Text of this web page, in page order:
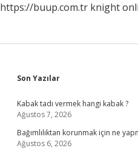
https://buup.com.tr knight
Sidebar
Son Yazılar
Kabak tadı vermek hangi kabak ?
Ağustos 7, 2026
Bağımlılıktan korunmak için ne
Ağustos 6, 2026